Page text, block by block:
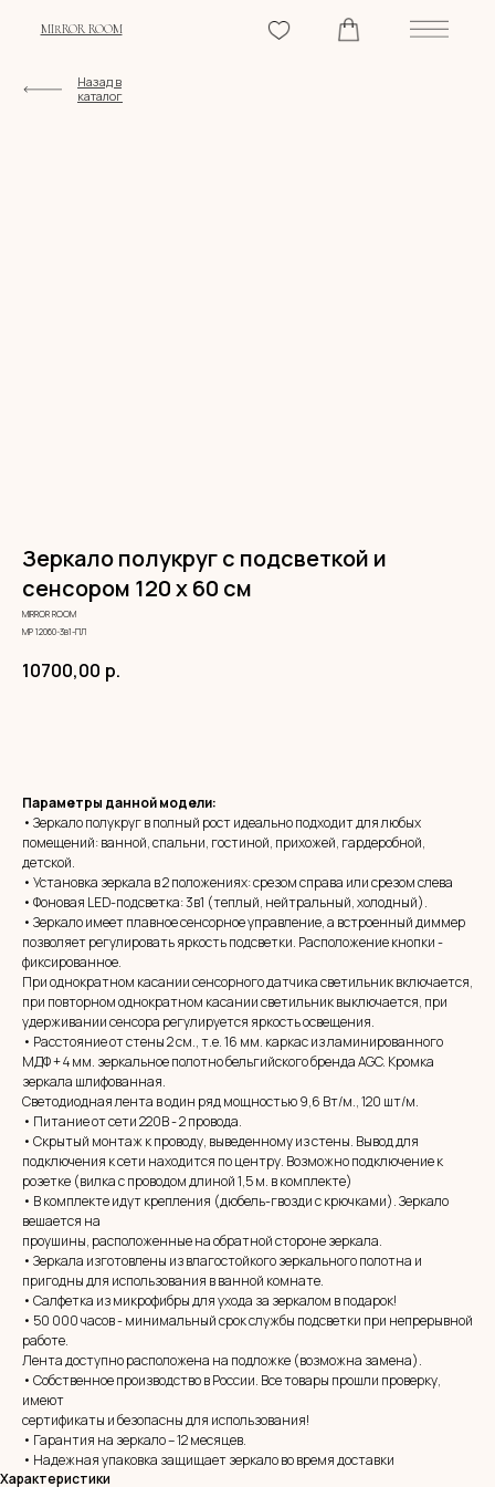
Зеркало полукруг с подсветкой и
сенсором 120 х 60 см
MIRROR ROOM
МР 12060-3в1-ПЛ
10700,00 р.
Параметры данной модели:
• Зеркало полукруг в полный рост идеально подходит для любых
помещений: ванной, спальни, гостиной, прихожей, гардеробной,
детской.
• Установка зеркала в 2 положениях: срезом справа или срезом слева
• Фоновая LED-подсветка: 3в1 (теплый, нейтральный, холодный).
• Зеркало имеет плавное сенсорное управление, а встроенный диммер
позволяет регулировать яркость подсветки. Расположение кнопки -
фиксированное.
При однократном касании сенсорного датчика светильник включается,
при повторном однократном касании светильник выключается, при
удерживании сенсора регулируется яркость освещения.
• Расстояние от стены 2 см., т.е. 16 мм. каркас из ламинированного
МДФ + 4 мм. зеркальное полотно бельгийского бренда AGC. Кромка
зеркала шлифованная.
Светодиодная лента в один ряд мощностью 9,6 Вт/м., 120 шт/м.
• Питание от сети 220В - 2 провода.
• Скрытый монтаж к проводу, выведенному из стены. Вывод для
подключения к сети находится по центру. Возможно подключение к
розетке (вилка с проводом длиной 1,5 м. в комплекте)
• В комплекте идут крепления (дюбель-гвозди с крючками). Зеркало
вешается на
проушины, расположенные на обратной стороне зеркала.
• Зеркала изготовлены из влагостойкого зеркального полотна и
пригодны для использования в ванной комнате.
• Салфетка из микрофибры для ухода за зеркалом в подарок!
• 50 000 часов - минимальный срок службы подсветки при непрерывной
работе.
Лента доступно расположена на подложке (возможна замена).
• Собственное производство в России. Все товары прошли проверку,
имеют
сертификаты и безопасны для использования!
• Гарантия на зеркало – 12 месяцев.
• Надежная упаковка защищает зеркало во время доставки
Характеристики
MIRROR ROOM
+7 (961) 595-72-73
E-mail:
Адрес: 350037, г. Краснодар,
х. им. Ленина, ДНТ Виктория,
ул. Казачья, д. 2А
zerkala@ksk23.ru